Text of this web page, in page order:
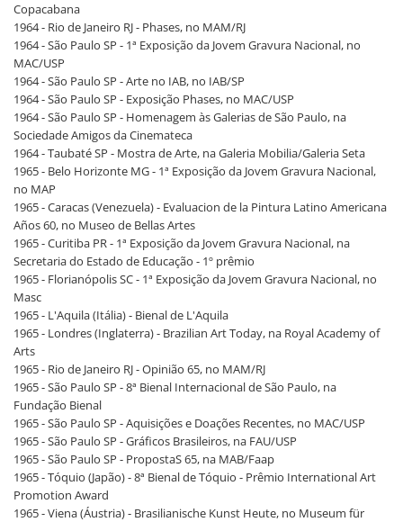
Copacabana
1964 - Rio de Janeiro RJ - Phases, no MAM/RJ
1964 - São Paulo SP - 1ª Exposição da Jovem Gravura Nacional, no
MAC/USP
1964 - São Paulo SP - Arte no IAB, no IAB/SP
1964 - São Paulo SP - Exposição Phases, no MAC/USP
1964 - São Paulo SP - Homenagem às Galerias de São Paulo, na
Sociedade Amigos da Cinemateca
1964 - Taubaté SP - Mostra de Arte, na Galeria Mobilia/Galeria Seta
1965 - Belo Horizonte MG - 1ª Exposição da Jovem Gravura Nacional,
no MAP
1965 - Caracas (Venezuela) - Evaluacion de la Pintura Latino Americana
Años 60, no Museo de Bellas Artes
1965 - Curitiba PR - 1ª Exposição da Jovem Gravura Nacional, na
Secretaria do Estado de Educação - 1º prêmio
1965 - Florianópolis SC - 1ª Exposição da Jovem Gravura Nacional, no
Masc
1965 - L'Aquila (Itália) - Bienal de L'Aquila
1965 - Londres (Inglaterra) - Brazilian Art Today, na Royal Academy of
Arts
1965 - Rio de Janeiro RJ - Opinião 65, no MAM/RJ
1965 - São Paulo SP - 8ª Bienal Internacional de São Paulo, na
Fundação Bienal
1965 - São Paulo SP - Aquisições e Doações Recentes, no MAC/USP
1965 - São Paulo SP - Gráficos Brasileiros, na FAU/USP
1965 - São Paulo SP - PropostaS 65, na MAB/Faap
1965 - Tóquio (Japão) - 8ª Bienal de Tóquio - Prêmio International Art
Promotion Award
1965 - Viena (Áustria) - Brasilianische Kunst Heute, no Museum für